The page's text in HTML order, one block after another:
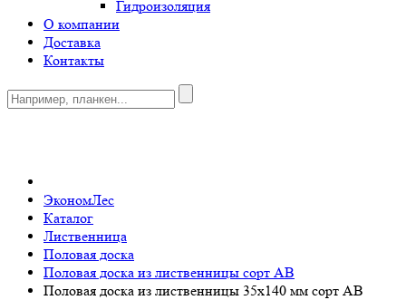
Гидроизоляция
О компании
Доставка
Контакты
ЭкономЛес
Каталог
Лиственница
Половая доска
Половая доска из лиственницы сорт AB
Половая доска из лиственницы 35x140 мм сорт AB